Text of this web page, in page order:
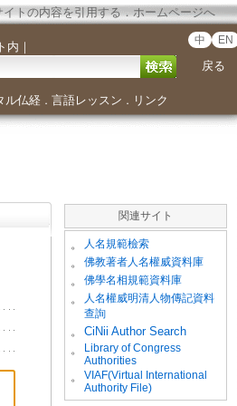
イトの内容を引用する．ホームページへ
内 ｜ 中 EN
戻る
ル仏経． 言語レッスン ． リンク
関連サイト
。 人名規範檢索
。 佛教著者人名權威資料庫
。 佛學名相規範資料庫
。
人名權威明清人物傳記資料
查詢
。
CiNii Author Search
。
Library of Congress
Authorities
。
VIAF(Virtual International
Authority File)